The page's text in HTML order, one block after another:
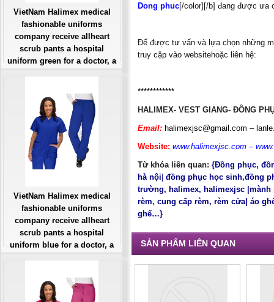
Dong phuc[/color][/b] đang được ưa
Để được tư vấn và lựa chọn những
truy cập vào websitehoặc liên hệ:
************
HALIMEX- VEST GIANG- ĐỒNG
Email: halimexjsc@gmail.com –
Website: www.halimexjsc.com –
Từ khóa liên quan: {Đồng phục,
hà nội| đồng phục học sinh,đồng
trường, halimex, halimexjsc |mành
rèm, cung cấp rèm, rèm cửa| áo
ghế…}
SẢN PHẨM LIÊN QUAN
VietNam Halimex medical
fashionable uniforms
company receive allheart
scrub pants a hospital
uniform green for a doctor, a
Giá: Liên Hệ
Đặt hàng
VietNam Halimex medical
fashionable uniforms
company receive allheart
scrub pants a hospital
uniform blue for a doctor, a
Giá: Liên Hệ
Đặt hàng